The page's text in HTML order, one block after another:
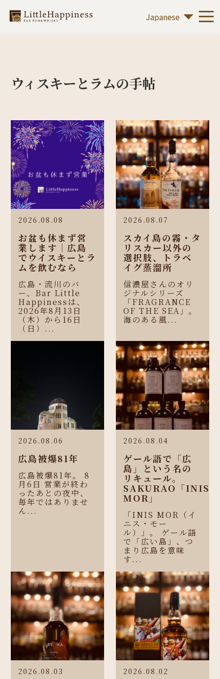
ウィスキーとラムの手帖
2026.08.08
お盆も休まず営
業します｜広島
でウイスキーとラ
ムを飲むなら
広島・流川のバ
ー、Bar Little
Happinessは、
2026年8月13日
（木）から16日
（日）...
2026.08.07
スカイ島の霧・タ
リスカー以外の
選択肢、トラベ
イグ蒸溜所
信濃屋さんのオリ
ジナルシリーズ
「FRAGRANCE
OF THE SEA」。
海のある風...
2026.08.06
広島被爆81年
広島被爆81年。 8
月6日 営業が終わ
ったあとの夜中、
毎年ではありませ
ん...
2026.08.04
ゲール語で「広
島」という名の
リキュール。
SAKURAO「INIS
MOR」
「INIS MOR（イ
ニス・モー
ル）」。 ゲール語
で「広い島」、つ
まり広島を意味
す...
2026.08.03 2026.08.02